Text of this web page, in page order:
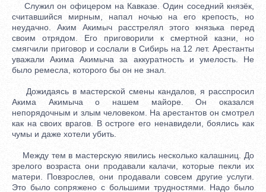
Служил он офицером на Кавказе. Один соседний князёк,
считавшийся мирным, напал ночью на его крепость, но
неудачно. Аким Акимыч расстрелял этого князька перед
своим отрядом. Его приговорили к смертной казни, но
смягчили приговор и сослали в Сибирь на 12 лет. Арестанты
уважали Акима Акимыча за аккуратность и умелость. Не
было ремесла, которого бы он не знал.
Дожидаясь в мастерской смены кандалов, я расспросил
Акима Акимыча о нашем майоре. Он оказался
непорядочным и злым человеком. На арестантов он смотрел
как на своих врагов. В остроге его ненавидели, боялись как
чумы и даже хотели убить.
Между тем в мастерскую явились несколько калашниц. До
зрелого возраста они продавали калачи, которые пекли их
матери. Повзрослев, они продавали совсем другие услуги.
Это было сопряжено с большими трудностями. Надо было